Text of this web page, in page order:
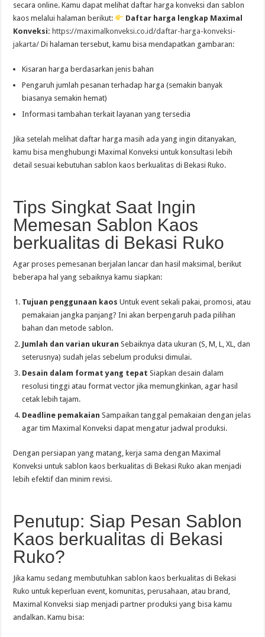
secara online. Kamu dapat melihat daftar harga konveksi dan sablon
kaos melalui halaman berikut:
Daftar harga lengkap Maximal
Konveksi: https://maximalkonveksi.co.id/daftar-harga-konveksi-
jakarta/ Di halaman tersebut, kamu bisa mendapatkan gambaran:
Kisaran harga berdasarkan jenis bahan
Pengaruh jumlah pesanan terhadap harga (semakin banyak
biasanya semakin hemat)
Informasi tambahan terkait layanan yang tersedia
Jika setelah melihat daftar harga masih ada yang ingin ditanyakan,
kamu bisa menghubungi Maximal Konveksi untuk konsultasi lebih
detail sesuai kebutuhan sablon kaos berkualitas di Bekasi Ruko.
Tips Singkat Saat Ingin
Memesan Sablon Kaos
berkualitas di Bekasi Ruko
Agar proses pemesanan berjalan lancar dan hasil maksimal, berikut
beberapa hal yang sebaiknya kamu siapkan:
Tujuan penggunaan kaos Untuk event sekali pakai, promosi, atau
pemakaian jangka panjang? Ini akan berpengaruh pada pilihan
bahan dan metode sablon.
Jumlah dan varian ukuran Sebaiknya data ukuran (S, M, L, XL, dan
seterusnya) sudah jelas sebelum produksi dimulai.
Desain dalam format yang tepat Siapkan desain dalam
resolusi tinggi atau format vector jika memungkinkan, agar hasil
cetak lebih tajam.
Deadline pemakaian Sampaikan tanggal pemakaian dengan jelas
agar tim Maximal Konveksi dapat mengatur jadwal produksi.
Dengan persiapan yang matang, kerja sama dengan Maximal
Konveksi untuk sablon kaos berkualitas di Bekasi Ruko akan menjadi
lebih efektif dan minim revisi.
Penutup: Siap Pesan Sablon
Kaos berkualitas di Bekasi
Ruko?
Jika kamu sedang membutuhkan sablon kaos berkualitas di Bekasi
Ruko untuk keperluan event, komunitas, perusahaan, atau brand,
Maximal Konveksi siap menjadi partner produksi yang bisa kamu
andalkan. Kamu bisa: